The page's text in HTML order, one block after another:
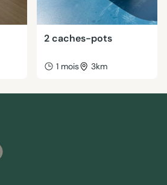
2 caches-pots
1 mois 3km